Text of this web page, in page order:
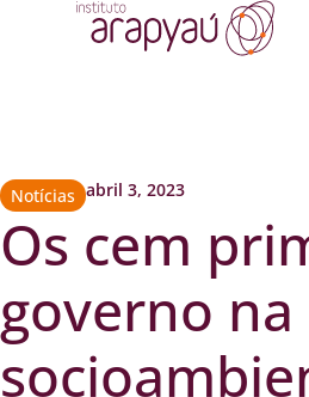
Notícias abril 3, 2023
Os cem
governo na